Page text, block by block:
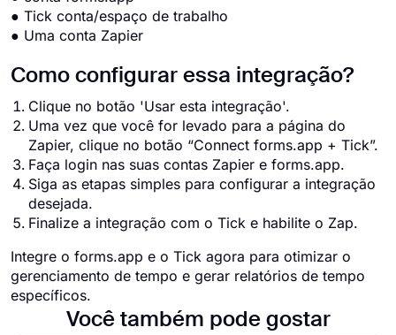
● Tick conta/espaço de trabalho
● Uma conta Zapier
Como configurar essa integração?
Clique no botão 'Usar esta integração'.
Uma vez que você for levado para a página do
Zapier, clique no botão “Connect forms.app + Tick”.
Faça login nas suas contas Zapier e forms.app.
Siga as etapas simples para configurar a integração
desejada.
Finalize a integração com o Tick e habilite o Zap.
Integre o forms.app e o Tick agora para otimizar o
gerenciamento de tempo e gerar relatórios de tempo
específicos.
Você também pode gostar